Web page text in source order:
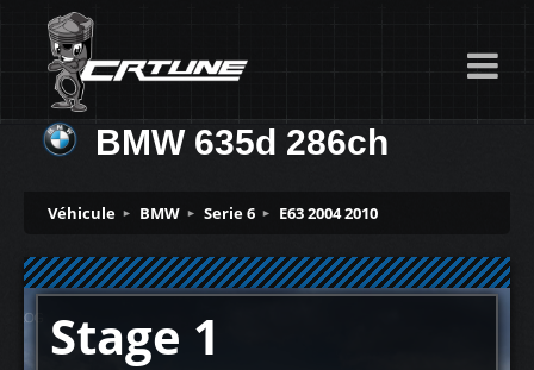
BMW 635d 286ch
Véhicule BMW Serie 6 E63 2004 2010
Stage 1